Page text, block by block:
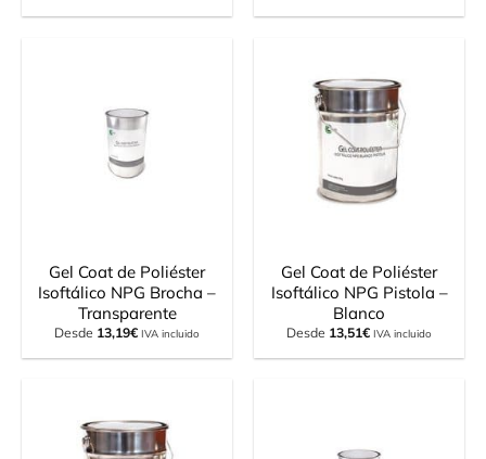
Gel Coat de Poliéster
Isoftálico NPG Brocha –
Transparente
Desde 13,19€ IVA incluido
Gel Coat de Poliéster
Isoftálico NPG Pistola –
Blanco
Desde 13,51€ IVA incluido